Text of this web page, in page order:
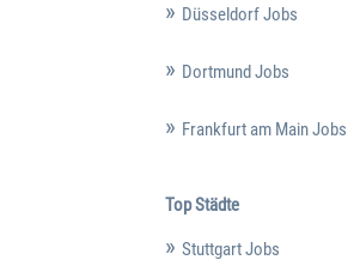
Düsseldorf Jobs
Dortmund Jobs
Frankfurt am Main Jobs
Top Städte
Stuttgart Jobs